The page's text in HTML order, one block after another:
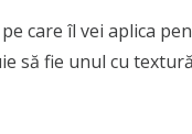
care îl vei aplica
să fie unul cu